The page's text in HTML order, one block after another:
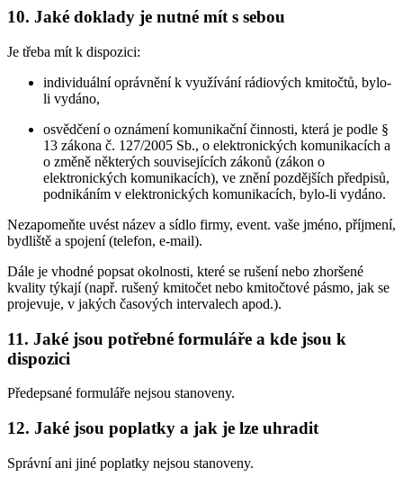
10. Jaké doklady je nutné mít s sebou
Je třeba mít k dispozici:
individuální oprávnění k využívání rádiových kmitočtů, bylo-
li vydáno,
osvědčení o oznámení komunikační činnosti, která je podle §
13 zákona č. 127/2005 Sb., o elektronických komunikacích a
o změně některých souvisejících zákonů (zákon o
elektronických komunikacích), ve znění pozdějších předpisů,
podnikáním v elektronických komunikacích, bylo-li vydáno.
Nezapomeňte uvést název a sídlo firmy, event. vaše jméno, příjmení,
bydliště a spojení (telefon, e-mail).
Dále je vhodné popsat okolnosti, které se rušení nebo zhoršené
kvality týkají (např. rušený kmitočet nebo kmitočtové pásmo, jak se
projevuje, v jakých časových intervalech apod.).
11. Jaké jsou potřebné formuláře a kde jsou k
dispozici
Předepsané formuláře nejsou stanoveny.
12. Jaké jsou poplatky a jak je lze uhradit
Správní ani jiné poplatky nejsou stanoveny.